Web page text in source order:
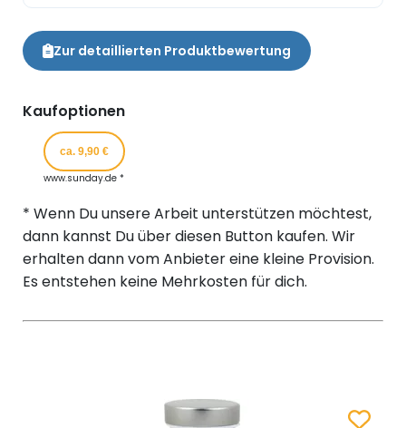
Zur detaillierten Produktbewertung
Kaufoptionen
ca. 9,90 €
www.sunday.de *
* Wenn Du unsere Arbeit unterstützen möchtest,
dann kannst Du über diesen Button kaufen. Wir
erhalten dann vom Anbieter eine kleine Provision.
Es entstehen keine Mehrkosten für dich.